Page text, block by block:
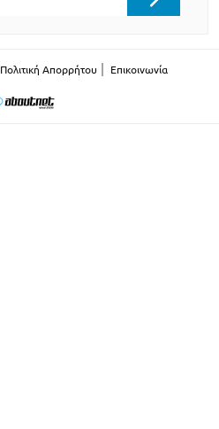
Πολιτική Απορρήτου Επικοινωνία